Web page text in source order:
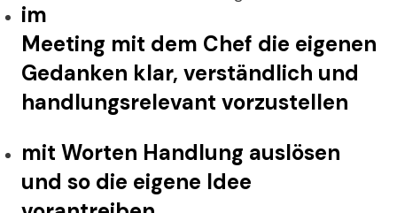
im
Meeting mit dem Chef die eigenen
Gedanken klar, verständlich und
handlungsrelevant vorzustellen
mit Worten Handlung auslösen
und so die eigene Idee